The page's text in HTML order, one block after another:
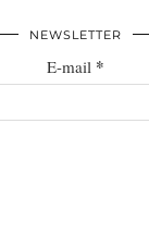
NEWSLETTER
E-mail *